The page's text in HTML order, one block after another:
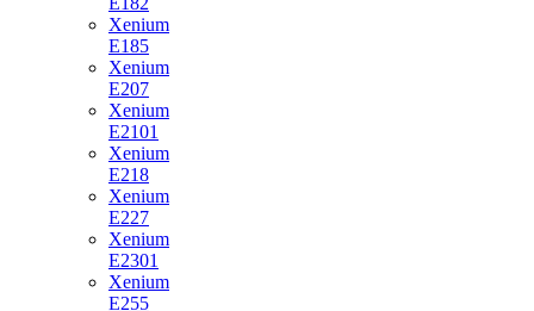
Xenium
E185
Xenium
E207
Xenium
E2101
Xenium
E218
Xenium
E227
Xenium
E2301
Xenium
E255